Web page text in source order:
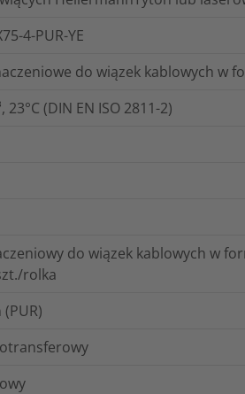
4-PUR-YE
do wiązek kablowych w
23°C (DIN EN ISO 2811-2)
do wiązek kablowych w
rolka